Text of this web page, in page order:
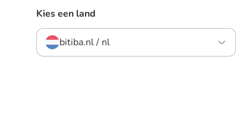
Kies een land
bitiba.nl / nl